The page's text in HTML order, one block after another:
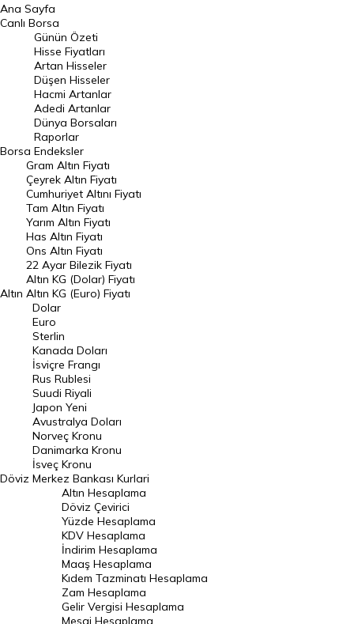
BIST 100 Hisseleri
En Çok Artan Hisseler
En Çok Düşen Hisseler
Hacmi Artanlar
Geçmiş Kapanışlar
Dünya Borsaları
Raporlar
Endeksler
DÖVİZ
Döviz Kuru
Dolar Kuru
Euro Kuru
Pound Kuru
Frank Kuru
Riyal Kuru
Avustralya Doları
Danimarka Kronu Kuru
Kanada Doları Kuru
Norveç Kronu Kuru
İsveç Kronu Kuru
Japon Yeni Kuru
Serbest Piyasa Döviz Kurları
Merkez Bankası Döviz Kurları
Ana Sayfa
Canlı Borsa
Borsa
Günün Özeti
Hisse Fiyatları
Artan Hisseler
Düşen Hisseler
Hacmi Artanlar
Adedi Artanlar
Dünya Borsaları
Raporlar
Endeksler
Altın
Gram Altın Fiyatı
Çeyrek Altın Fiyatı
Cumhuriyet Altını Fiyatı
Tam Altın Fiyatı
Yarım Altın Fiyatı
Has Altın Fiyatı
Ons Altın Fiyatı
22 Ayar Bilezik Fiyatı
Altın KG (Dolar) Fiyatı
Altın KG (Euro) Fiyatı
Döviz
Dolar
Euro
Sterlin
Kanada Doları
İsviçre Frangı
Rus Rublesi
Suudi Riyali
Japon Yeni
Avustralya Doları
Norveç Kronu
Danimarka Kronu
İsveç Kronu
Merkez Bankası Kurlari
Altın Hesaplama
Döviz Çevirici
Yüzde Hesaplama
KDV Hesaplama
İndirim Hesaplama
Maaş Hesaplama
Kıdem Tazminatı Hesaplama
Zam Hesaplama
Gelir Vergisi Hesaplama
Mesai Hesaplama